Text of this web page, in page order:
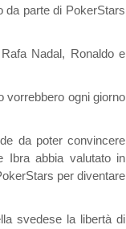
da parte di PokerStars
Nadal, Ronaldo e
vorrebbero ogni giorno
da poter convincere
Ibra abbia valutato in
per diventare
svedese la libertà di